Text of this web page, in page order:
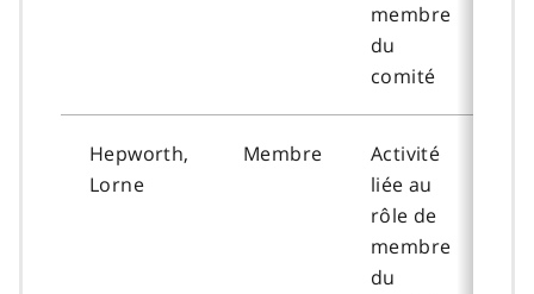
membre
du
comité
Hepworth,
Lorne
Membre
Activité
liée au
rôle de
membre
du